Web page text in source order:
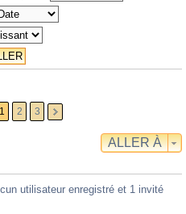
1 2 3
ALLER À
utilisateur enregistré et 1 invité